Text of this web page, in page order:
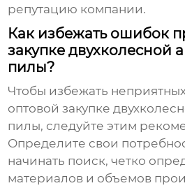
репутацию компании.
Как избежать ошибок
закупке двухколесной
пилы?
Чтобы избежать
оптовой закупке
пилы, следуйте этим
Определите свои
начинать поиск, четко
материалов и объемов